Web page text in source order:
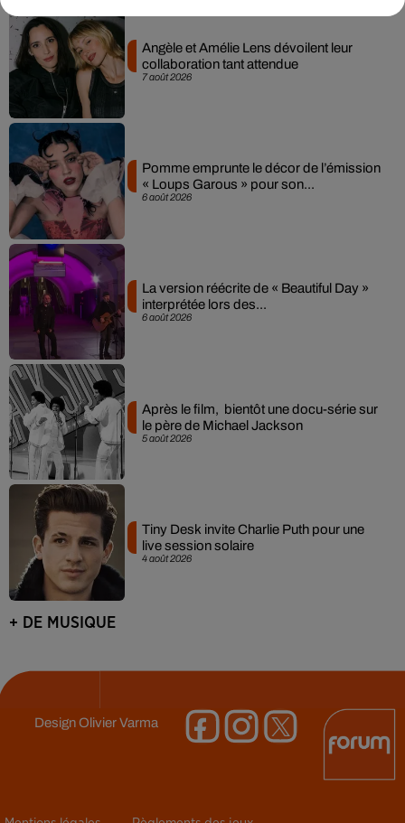
7 août 2026
Angèle et Amélie Lens dévoilent leur
collaboration tant attendue
6 août 2026
Pomme emprunte le décor de l’émission
« Loups Garous » pour son...
6 août 2026
La version réécrite de « Beautiful Day »
interprétée lors des...
5 août 2026
Après le film, bientôt une docu-série sur
le père de Michael Jackson
4 août 2026
Tiny Desk invite Charlie Puth pour une
live session solaire
+ DE MUSIQUE
DesignOlivier Varma